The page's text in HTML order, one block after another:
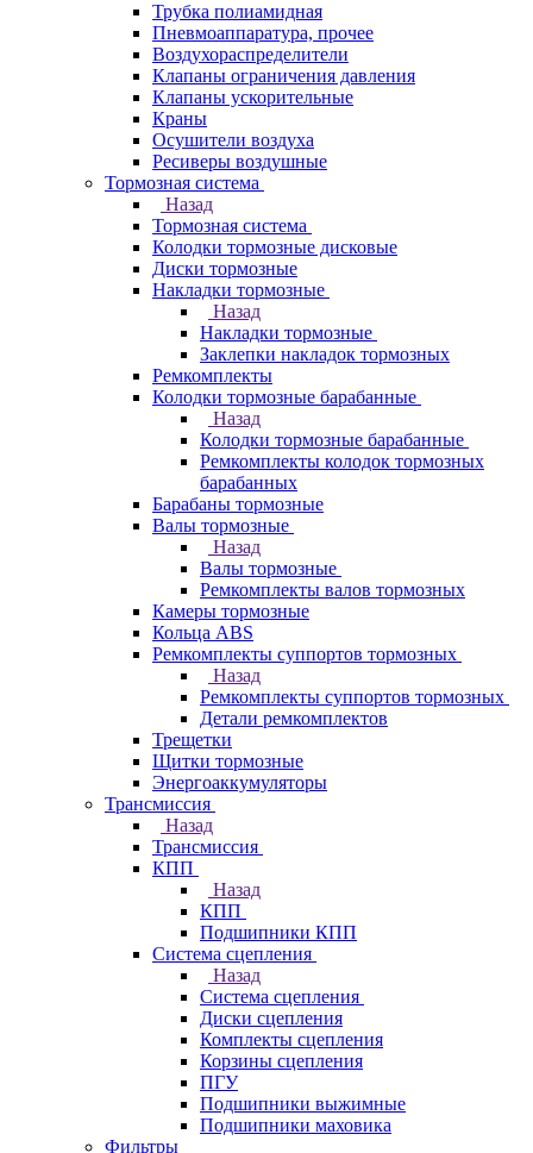
Трубка полиамидная
Пневмоаппаратура, прочее
Воздухораспределители
Клапаны ограничения давления
Клапаны ускорительные
Краны
Осушители воздуха
Ресиверы воздушные
Тормозная система
Назад
Тормозная система
Колодки тормозные дисковые
Диски тормозные
Накладки тормозные
Назад
Накладки тормозные
Заклепки накладок тормозных
Ремкомплекты
Колодки тормозные барабанные
Назад
Колодки тормозные барабанные
Ремкомплекты колодок тормозных
барабанных
Барабаны тормозные
Валы тормозные
Назад
Валы тормозные
Ремкомплекты валов тормозных
Камеры тормозные
Кольца ABS
Ремкомплекты суппортов тормозных
Назад
Ремкомплекты суппортов тормозных
Детали ремкомплектов
Трещетки
Щитки тормозные
Энергоаккумуляторы
Трансмиссия
Назад
Трансмиссия
КПП
Назад
КПП
Подшипники КПП
Система сцепления
Назад
Система сцепления
Диски сцепления
Комплекты сцепления
Корзины сцепления
ПГУ
Подшипники выжимные
Подшипники маховика
Фильтры